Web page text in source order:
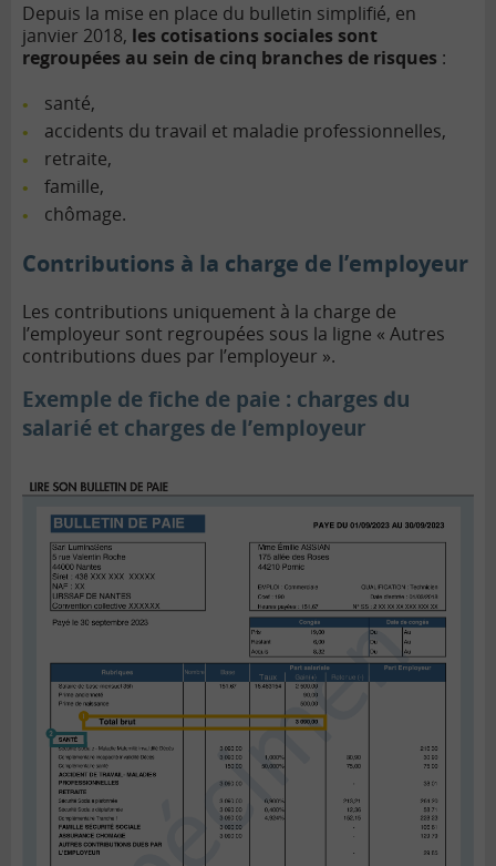
Depuis la mise en place du bulletin simplifié, en
janvier 2018, les cotisations sociales sont
regroupées au sein de cinq branches de risques :
santé,
accidents du travail et maladie professionnelles,
retraite,
famille,
chômage.
Contributions à la charge de l’employeur
Les contributions uniquement à la charge de
l’employeur sont regroupées sous la ligne « Autres
contributions dues par l’employeur ».
Exemple de fiche de paie : charges du
salarié et charges de l’employeur